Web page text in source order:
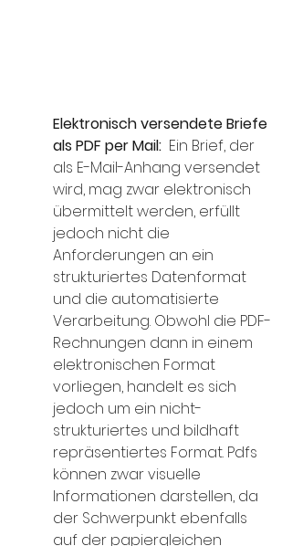
Elektronisch versendete Briefe
als PDF per Mail: Ein Brief, der
als E-Mail-Anhang versendet
wird, mag zwar elektronisch
übermittelt werden, erfüllt
jedoch nicht die
Anforderungen an ein
strukturiertes Datenformat
und die automatisierte
Verarbeitung. Obwohl die PDF-
Rechnungen dann in einem
elektronischen Format
vorliegen, handelt es sich
jedoch um ein nicht-
strukturiertes und bildhaft
repräsentiertes Format. Pdfs
können zwar visuelle
Informationen darstellen, da
der Schwerpunkt ebenfalls
auf der papiergleichen